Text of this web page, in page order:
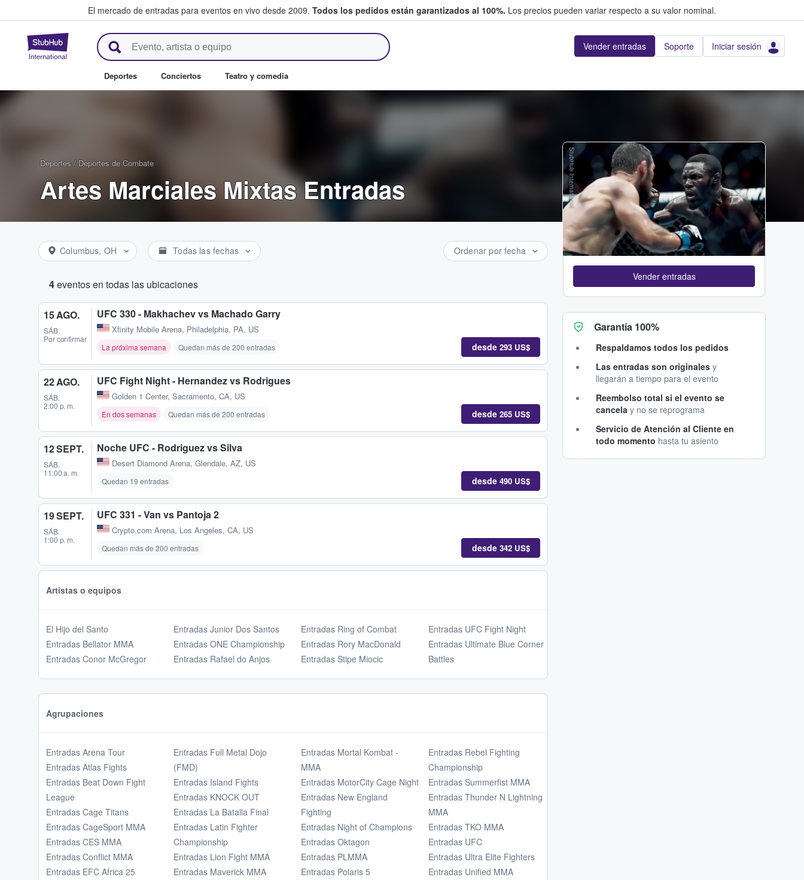
El mercado de entradas para eventos en vivo desde 2009. Todos los pedidos están garantizados al 100%. Los precios pueden variar respecto a su valor nominal.
StubHub: compra y venta de entradas entre fans Vender entradas Soporte Iniciar sesión
Deportes Conciertos Teatro y comedia
Deportes / Deportes de Combate
Artes Marciales Mixtas Entradas
Columbus, OH Todas las fechas Ordenar por fecha
4eventos en todas las ubicaciones
15 AGO.
SÁB.
Por confirmar
UFC 330 - Makhachev vs Machado Garry
Xfinity Mobile Arena, Philadelphia, PA, US
La próxima semana Quedan más de 200 entradas desde 293 US$
22 AGO.
SÁB.
2:00 p. m.
UFC Fight Night - Hernandez vs Rodrigues
Golden 1 Center, Sacramento, CA, US
En dos semanas Quedan más de 200 entradas desde 265 US$
12 SEPT.
SÁB.
11:00 a. m.
Noche UFC - Rodriguez vs Silva
Desert Diamond Arena, Glendale, AZ, US
Quedan 19 entradas desde 490 US$
19 SEPT.
SÁB.
1:00 p. m.
UFC 331 - Van vs Pantoja 2
Crypto.com Arena, Los Angeles, CA, US
Quedan más de 200 entradas desde 342 US$
Artistas o equipos
El Hijo del Santo
Entradas Bellator MMA
Entradas Conor McGregor
Entradas Junior Dos Santos
Entradas ONE Championship
Entradas Rafael do Anjos
Entradas Ring of Combat
Entradas Rory MacDonald
Entradas Stipe Miocic
Entradas UFC Fight Night
Entradas Ultimate Blue Corner
Battles
Agrupaciones
Entradas Arena Tour
Entradas Atlas Fights
Entradas Beat Down Fight
League
Entradas Cage Titans
Entradas CageSport MMA
Entradas CES MMA
Entradas Conflict MMA
Entradas EFC Africa 25
Entradas Full Metal Dojo
(FMD)
Entradas Island Fights
Entradas KNOCK OUT
Entradas La Batalla Final
Entradas Latin Fighter
Championship
Entradas Lion Fight MMA
Entradas Maverick MMA
Entradas Mortal Kombat -
MMA
Entradas MotorCity Cage Night
Entradas New England
Fighting
Entradas Night of Champions
Entradas Oktagon
Entradas PLMMA
Entradas Polaris 5
Entradas Rebel Fighting
Championship
Entradas Summerfist MMA
Entradas Thunder N Lightning
MMA
Entradas TKO MMA
Entradas UFC
Entradas Ultra Elite Fighters
Entradas Unified MMA
StubHub International
Vender entradas
Garantía 100%
Respaldamos todos los pedidos
Las entradas son originales y
llegarán a tiempo para el evento
Reembolso total si el evento se
cancela y no se reprograma
Servicio de Atención al Cliente en
todo momento hasta tu asiento